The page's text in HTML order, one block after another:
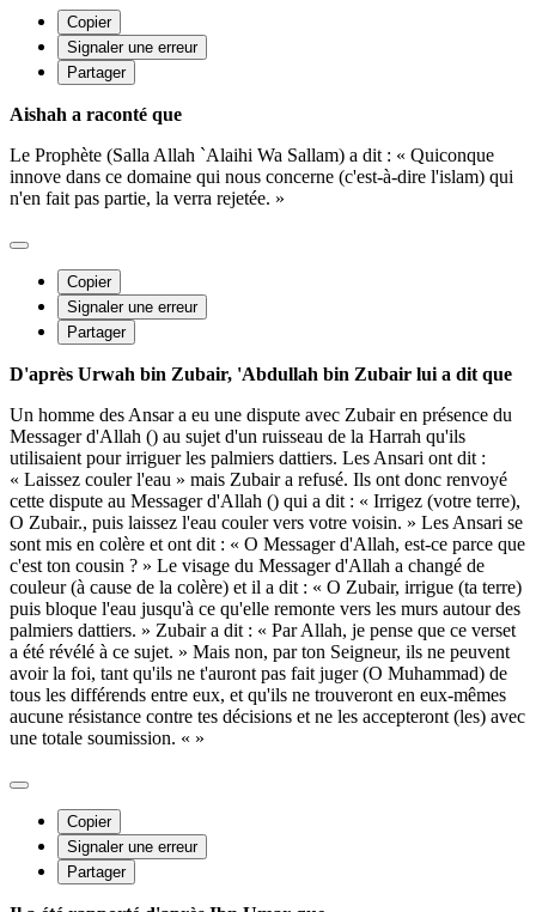
Copier
Signaler une erreur
Partager
Aishah a raconté que
Le Prophète (Salla Allah `Alaihi Wa Sallam) a dit : « Quiconque
innove dans ce domaine qui nous concerne (c'est-à-dire l'islam) qui
n'en fait pas partie, la verra rejetée. »
Copier
Signaler une erreur
Partager
D'après Urwah bin Zubair, 'Abdullah bin Zubair lui a dit que
Un homme des Ansar a eu une dispute avec Zubair en présence du
Messager d'Allah () au sujet d'un ruisseau de la Harrah qu'ils
utilisaient pour irriguer les palmiers dattiers. Les Ansari ont dit :
« Laissez couler l'eau » mais Zubair a refusé. Ils ont donc renvoyé
cette dispute au Messager d'Allah () qui a dit : « Irrigez (votre terre),
O Zubair., puis laissez l'eau couler vers votre voisin. » Les Ansari se
sont mis en colère et ont dit : « O Messager d'Allah, est-ce parce que
c'est ton cousin ? » Le visage du Messager d'Allah a changé de
couleur (à cause de la colère) et il a dit : « O Zubair, irrigue (ta terre)
puis bloque l'eau jusqu'à ce qu'elle remonte vers les murs autour des
palmiers dattiers. » Zubair a dit : « Par Allah, je pense que ce verset
a été révélé à ce sujet. » Mais non, par ton Seigneur, ils ne peuvent
avoir la foi, tant qu'ils ne t'auront pas fait juger (O Muhammad) de
tous les différends entre eux, et qu'ils ne trouveront en eux-mêmes
aucune résistance contre tes décisions et ne les accepteront (les) avec
une totale soumission. « »
Copier
Signaler une erreur
Partager